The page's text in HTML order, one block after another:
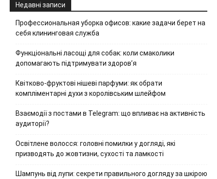
Недавні записи
Профессиональная уборка офисов: какие задачи берет на
себя клининговая служба
Функціональні ласощі для собак: коли смаколики
допомагають підтримувати здоров’я
Квітково-фруктові нішеві парфуми: як обрати
компліментарні духи з королівським шлейфом
Взаємодії з постами в Telegram: що впливає на активність
аудиторії?
Освітлене волосся: головні помилки у догляді, які
призводять до жовтизни, сухості та ламкості
Шампунь від лупи: секрети правильного догляду за шкірою